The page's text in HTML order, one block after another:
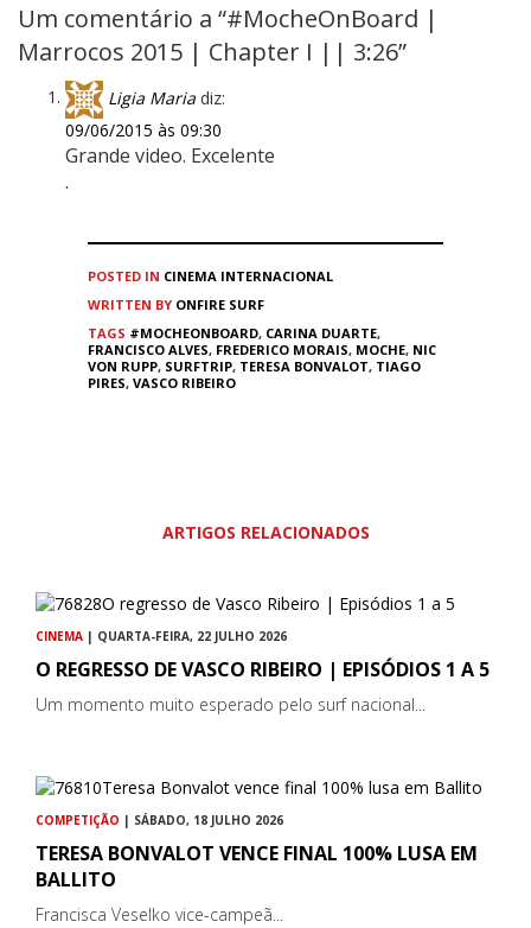
Um comentário a “#MocheOnBoard |
Marrocos 2015 | Chapter I || 3:26”
Ligia Maria diz:
09/06/2015 às 09:30
Grande video. Excelente
.
POSTED IN CINEMA INTERNACIONAL
WRITTEN BY ONFIRE SURF
TAGS #MOCHEONBOARD, CARINA DUARTE,
FRANCISCO ALVES, FREDERICO MORAIS, MOCHE, NIC
VON RUPP, SURFTRIP, TERESA BONVALOT, TIAGO
PIRES, VASCO RIBEIRO
ARTIGOS RELACIONADOS
CINEMA | QUARTA-FEIRA, 22 JULHO 2026
O REGRESSO DE VASCO RIBEIRO | EPISÓDIOS 1 A 5
Um momento muito esperado pelo surf nacional...
COMPETIÇÃO | SÁBADO, 18 JULHO 2026
TERESA BONVALOT VENCE FINAL 100% LUSA EM
BALLITO
Francisca Veselko vice-campeã...